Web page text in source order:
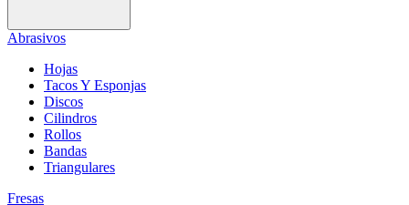
Abrasivos
Hojas
Tacos Y Esponjas
Discos
Cilindros
Rollos
Bandas
Triangulares
Fresas